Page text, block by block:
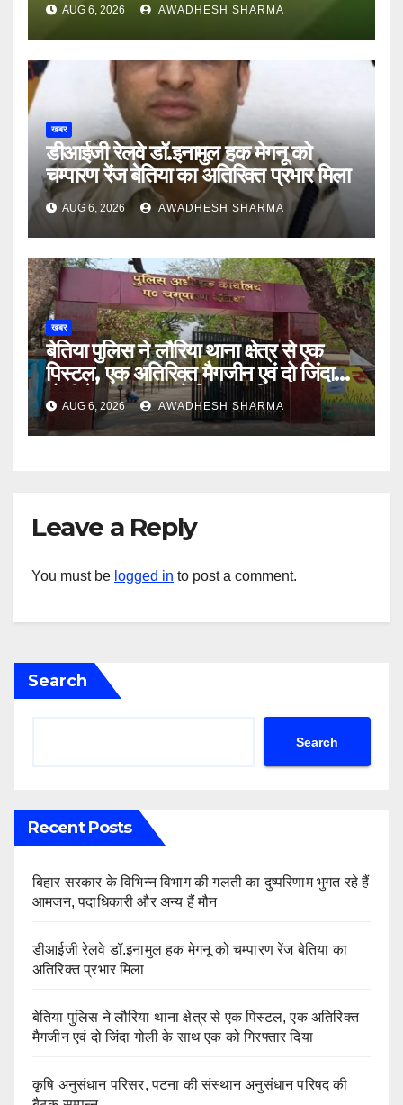
AUG 6, 2026 AWADHESH SHARMA
खबर
डीआईजी रेलवे डॉ.इनामुल हक मेगनू को
चम्पारण रेंज बेतिया का अतिरिक्त प्रभार मिला
AUG 6, 2026 AWADHESH SHARMA
खबर
बेतिया पुलिस ने लौरिया थाना क्षेत्र से एक
पिस्टल, एक अतिरिक्त मैगजीन एवं दो जिंदा
गोली के साथ एक को गिरफ्तार दिया
AUG 6, 2026 AWADHESH SHARMA
Leave a Reply
You must be logged in to post a comment.
Search
Search
Recent Posts
बिहार सरकार के विभिन्न विभाग की गलती का दुष्परिणाम भुगत रहे हैं
आमजन, पदाधिकारी और अन्य हैं मौन
डीआईजी रेलवे डॉ.इनामुल हक मेगनू को चम्पारण रेंज बेतिया का
अतिरिक्त प्रभार मिला
बेतिया पुलिस ने लौरिया थाना क्षेत्र से एक पिस्टल, एक अतिरिक्त
मैगजीन एवं दो जिंदा गोली के साथ एक को गिरफ्तार दिया
कृषि अनुसंधान परिसर, पटना की संस्थान अनुसंधान परिषद की